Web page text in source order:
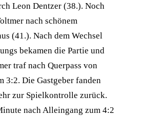
Leon Dentzer (38.). Noch
nach schönem
(41.). Nach dem Wechsel
bekamen die Partie und
traf nach Querpass von
3:2. Die Gastgeber fanden
zur Spielkontrolle zurück.
nach Alleingang zum 4:2